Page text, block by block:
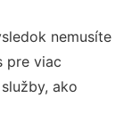
nemusíte
pre viac
ako